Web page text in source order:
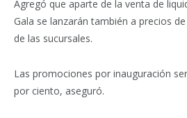
Agregó que aparte de la venta de
Gala se lanzarán también a precios
de las sucursales.
Las promociones por inauguración
por ciento, aseguró.